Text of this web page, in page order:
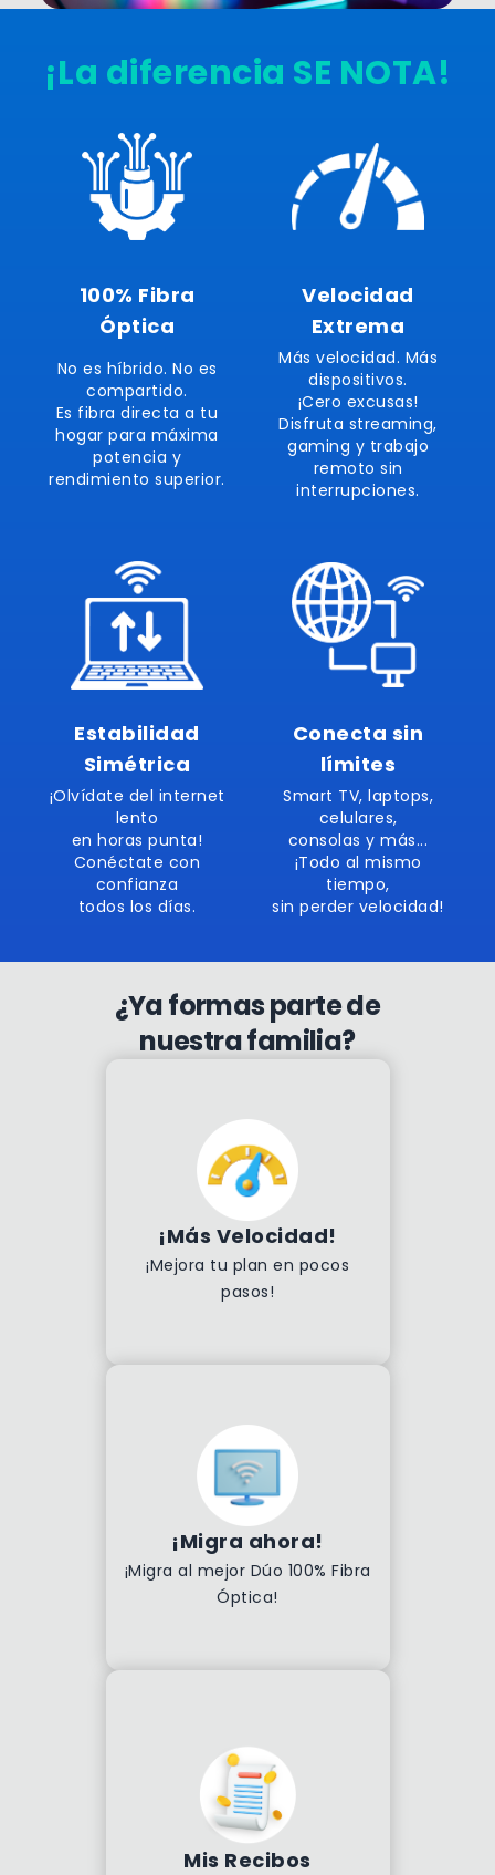
¡La diferencia SE NOTA!
100% Fibra
Óptica
No es híbrido. No es
compartido.
Es fibra directa a tu
hogar para máxima
potencia y
rendimiento superior.
Velocidad
Extrema
Más velocidad. Más
dispositivos.
¡Cero excusas!
Disfruta streaming,
gaming y trabajo
remoto sin
interrupciones.
Estabilidad
Simétrica
¡Olvídate del internet
lento
en horas punta!
Conéctate con
confianza
todos los días.
Conecta sin
límites
Smart TV, laptops,
celulares,
consolas y más...
¡Todo al mismo
tiempo,
sin perder velocidad!
¿Ya formas parte de
nuestra familia?
¡Más Velocidad!
¡Mejora tu plan en pocos
pasos!
¡Migra ahora!
¡Migra al mejor Dúo 100% Fibra
Óptica!
Mis Recibos